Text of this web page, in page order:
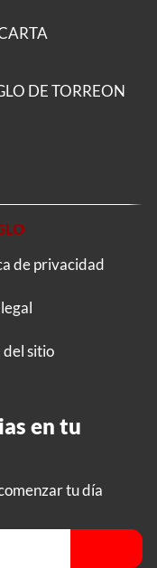
DE TORREON
de privacidad
del sitio
en tu
tu día